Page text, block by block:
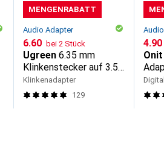
MENGENRABATT
Audio Adapter
CHF
6.60 bei 2 Stück
Ugreen 6.35 mm
Klinkenstecker auf 3.5
mm Buchse
Klinkenadapter
129
CHF
4.90
Onit
mm